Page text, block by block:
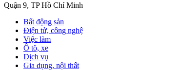
Quận 9, TP Hồ Chí Minh
Bất động sản
Điện tử, công nghệ
Việc làm
Ô tô, xe
Dịch vụ
Gia dụng, nội thất